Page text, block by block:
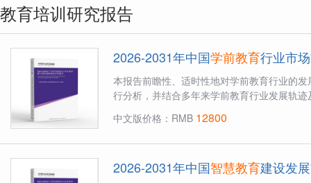
教育培训研究报告
2026-2031年中国学前教育行业市
本报告前瞻性、适时性地对学前教育行业的
行分析，并结合多年来学前教育行业发展轨
中文版价格：RMB 12800
2026-2031年中国智慧教育建设发